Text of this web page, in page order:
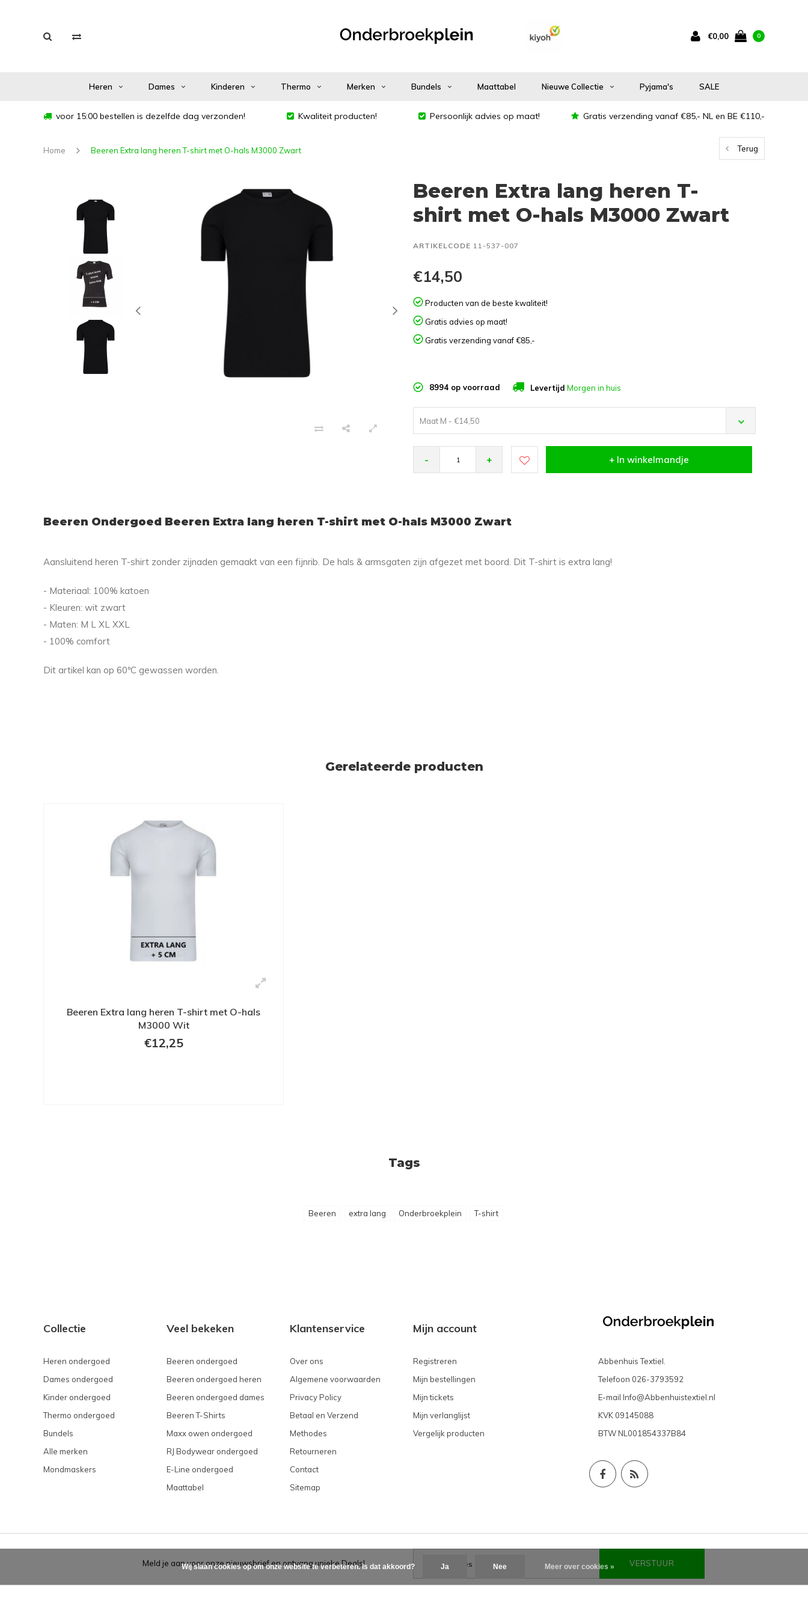
€0,00 0
Heren Dames Kinderen Thermo Merken Bundels Maattabel Nieuwe Collectie Pyjama's SALE
voor 15:00 bestellen is dezelfde dag verzonden! Kwaliteit producten! Persoonlijk advies op maat! Gratis verzending vanaf €85,- NL en BE €110,-
Home Beeren Extra lang heren T-shirt met O-hals M3000 Zwart Terug
Beeren Extra lang heren T-
shirt met O-hals M3000 Zwart
ARTIKELCODE 11-537-007
€14,50
Producten van de beste kwaliteit!
Gratis advies op maat!
Gratis verzending vanaf €85,-
8994 op voorraad Levertijd Morgen in huis
Maat M - €14,50
- + + In winkelmandje
Beeren Ondergoed Beeren Extra lang heren T-shirt met O-hals M3000 Zwart
Aansluitend heren T-shirt zonder zijnaden gemaakt van een fijnrib. De hals & armsgaten zijn afgezet met boord. Dit T-shirt is extra lang!
- Materiaal: 100% katoen
- Kleuren: wit zwart
- Maten: M L XL XXL
- 100% comfort
Dit artikel kan op 60ºC gewassen worden.
Gerelateerde producten
Beeren Extra lang heren T-shirt met O-hals
M3000 Wit
€12,25
Tags
Beeren extra lang Onderbroekplein T-shirt
Collectie
Heren ondergoed
Dames ondergoed
Kinder ondergoed
Thermo ondergoed
Bundels
Alle merken
Mondmaskers
Veel bekeken
Beeren ondergoed
Beeren ondergoed heren
Beeren ondergoed dames
Beeren T-Shirts
Maxx owen ondergoed
RJ Bodywear ondergoed
E-Line ondergoed
Maattabel
Klantenservice
Over ons
Algemene voorwaarden
Privacy Policy
Betaal en Verzend
Methodes
Retourneren
Contact
Sitemap
Mijn account
Registreren
Mijn bestellingen
Mijn tickets
Mijn verlanglijst
Vergelijk producten
Abbenhuis Textiel.
Telefoon 026-3793592
E-mail Info@Abbenhuistextiel.nl
KVK 09145088
BTW NL001854337B84
Meld je aan voor onze nieuwsbrief en ontvang unieke Deals! VERSTUUR
Wij slaan cookies op om onze website te verbeteren. Is dat akkoord? Ja Nee Meer over cookies »